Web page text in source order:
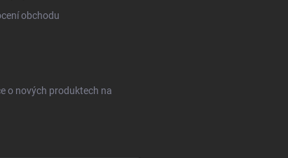
obchodu
o nových produktech na